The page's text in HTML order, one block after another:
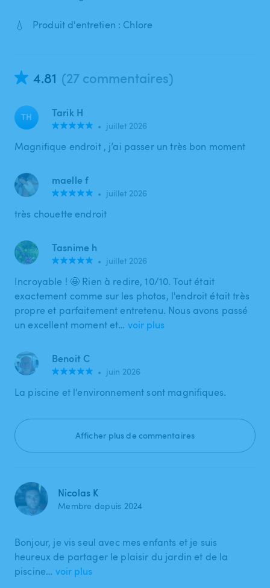
💧 Produit d'entretien : Chlore
4.81 (27 commentaires)
TH Tarik H
• juillet 2026
Magnifique endroit , j’ai passer un très bon moment
maelle f
• juillet 2026
très chouette endroit
Tasnime h
• juillet 2026
Incroyable ! 🤩 Rien à redire, 10/10. Tout était
exactement comme sur les photos, l'endroit était très
propre et parfaitement entretenu. Nous avons passé
un excellent moment et… voir plus
Benoit C
• juin 2026
La piscine et l’environnement sont magnifiques.
Afficher plus de commentaires
Nicolas K
Membre depuis 2024
Bonjour, je vis seul avec mes enfants et je suis
heureux de partager le plaisir du jardin et de la
piscine… voir plus